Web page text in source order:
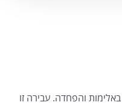
והפחדה. עבירה זו